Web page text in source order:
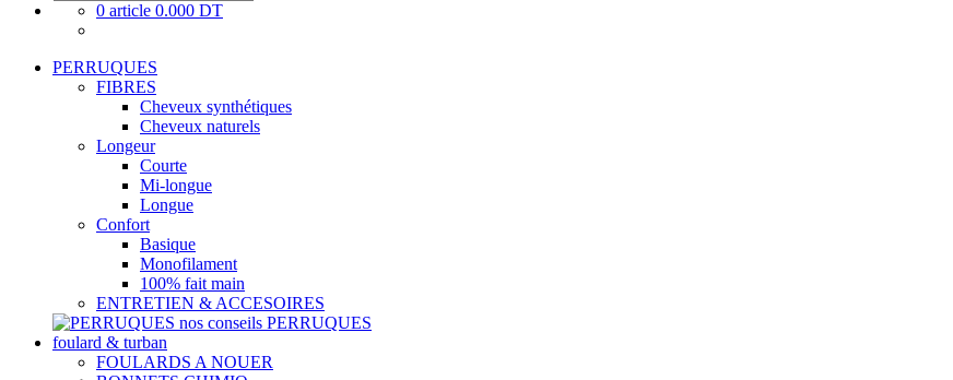
0 article 0.000 DT
PERRUQUES
FIBRES
Cheveux synthétiques
Cheveux naturels
Longeur
Courte
Mi-longue
Longue
Confort
Basique
Monofilament
100% fait main
ENTRETIEN & ACCESOIRES
nos conseils PERRUQUES
foulard & turban
FOULARDS A NOUER